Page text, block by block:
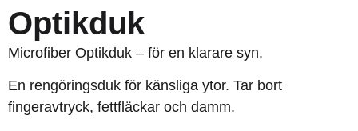
Optikduk
Microfiber Optikduk – för en klarare syn.
En rengöringsduk för känsliga ytor. Tar bort
fingeravtryck, fettfläckar och damm.